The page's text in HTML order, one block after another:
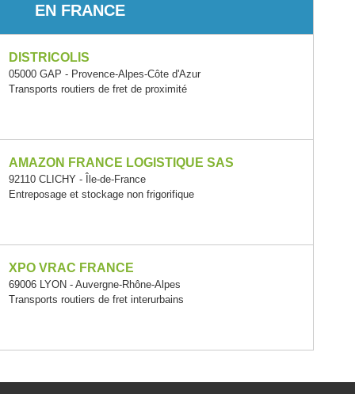
EN FRANCE
DISTRICOLIS
05000 GAP - Provence-Alpes-Côte d'Azur
Transports routiers de fret de proximité
AMAZON FRANCE LOGISTIQUE SAS
92110 CLICHY - Île-de-France
Entreposage et stockage non frigorifique
XPO VRAC FRANCE
69006 LYON - Auvergne-Rhône-Alpes
Transports routiers de fret interurbains